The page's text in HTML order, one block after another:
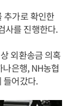
추가로 확인한
사를 진행한다.
외환송금 의혹
은행, NH농협
들어갔다.